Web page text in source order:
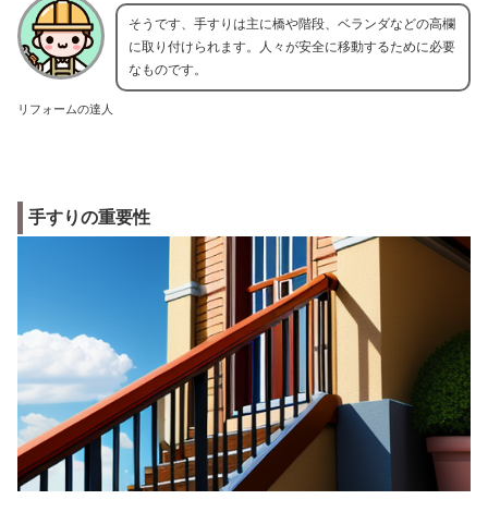
リフォームの達人
そうです、手すりは主に橋や階段、ベランダなどの高欄
に取り付けられます。人々が安全に移動するために必要
なものです。
手すりの重要性